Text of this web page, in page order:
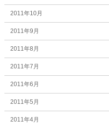
2011年10月
2011年9月
2011年8月
2011年7月
2011年6月
2011年5月
2011年4月